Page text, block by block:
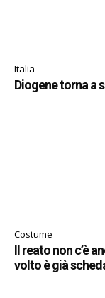
Italia
Diogene torna a
Costume
Il reato non c’è
volto è già